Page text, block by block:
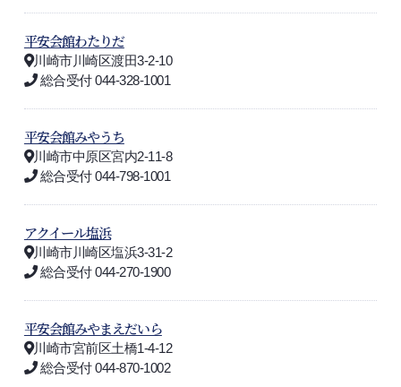
平安会館わたりだ
川崎市川崎区渡田3-2-10
総合受付 044-328-1001
平安会館みやうち
川崎市中原区宮内2-11-8
総合受付 044-798-1001
アクイール塩浜
川崎市川崎区塩浜3-31-2
総合受付 044-270-1900
平安会館みやまえだいら
川崎市宮前区土橋1-4-12
総合受付 044-870-1002